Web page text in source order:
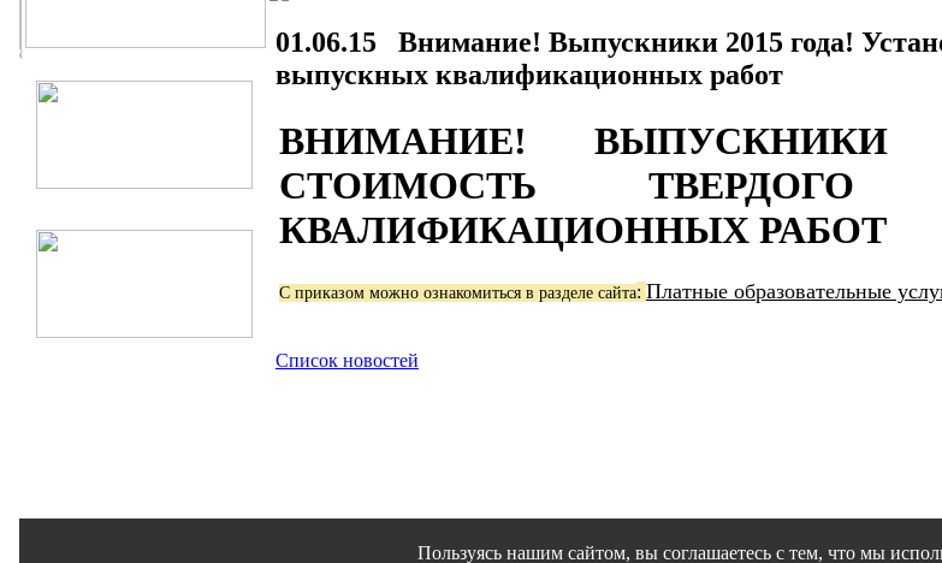
01.06.15 Внимание! Выпускники 2015 года!
выпускных квалификационных работ
ВНИМАНИЕ! ВЫПУСКНИКИ
СТОИМОСТЬ ТВЕРДОГО
КВАЛИФИКАЦИОННЫХ РАБОТ
С приказом можно ознакомиться в разделе сайта: Платные образовательные
Список новостей
Пользуясь нашим сайтом, вы соглашаетесь с тем, что мы